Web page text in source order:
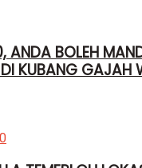
ANDA BOLEH
KUBANG GAJAH
0